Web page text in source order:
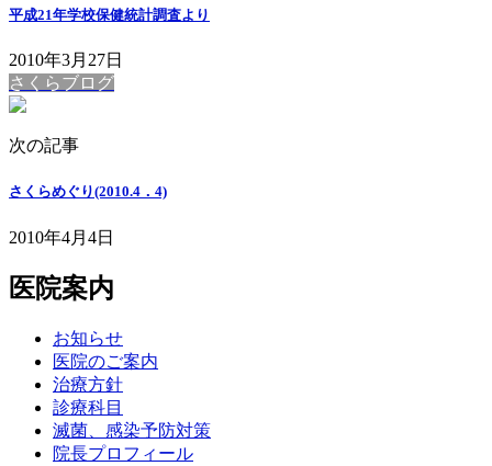
平成21年学校保健統計調査より
2010年3月27日
さくらブログ
次の記事
さくらめぐり(2010.4．4)
2010年4月4日
医院案内
お知らせ
医院のご案内
治療方針
診療科目
滅菌、感染予防対策
院長プロフィール